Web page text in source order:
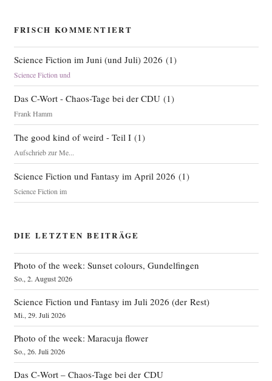
FRISCH KOMMENTIERT
Science Fiction im Juni (und Juli) 2026 (1)
Science Fiction und
Das C-Wort - Chaos-Tage bei der CDU(1)
Frank Hamm
The good kind of weird - Teil I(1)
Aufschrieb zur Me...
Science Fiction und Fantasy im April 2026 (1)
Science Fiction im
DIE LETZTEN BEITRÄGE
Photo of the week: Sunset colours, Gundelfingen
So., 2. August 2026
Science Fiction und Fantasy im Juli 2026 (der Rest)
Mi., 29. Juli 2026
Photo of the week: Maracuja flower
So., 26. Juli 2026
Das C‑Wort – Chaos-Tage bei der CDU